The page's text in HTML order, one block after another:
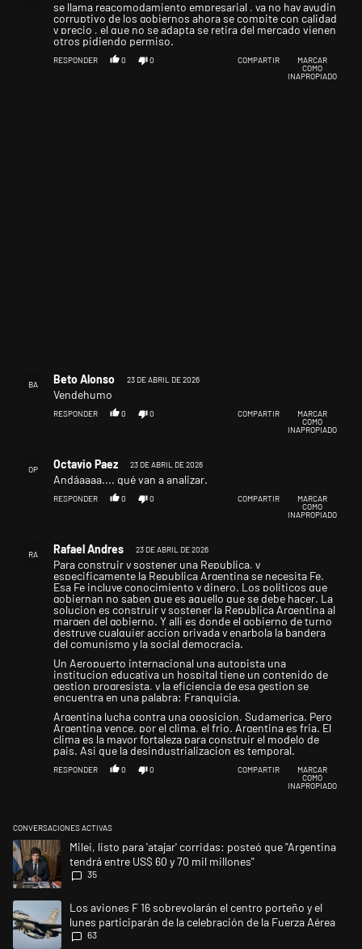
se llama reacomodamiento empresarial , ya no hay ayudin
corruptivo de los gobiernos ahora se compite con calidad
y precio , el que no se adapta se retira del mercado vienen
otros pidiendo permiso.
RESPONDER 0 0 COMPARTIR
MARCAR
COMO
INAPROPIADO
BA Beto Alonso 23 DE ABRIL DE 2026
Vendehumo
RESPONDER 0 0 COMPARTIR
MARCAR
COMO
INAPROPIADO
OP Octavio Paez 23 DE ABRIL DE 2026
Andáaaaa.... qué van a analizar.
RESPONDER 0 0 COMPARTIR
MARCAR
COMO
INAPROPIADO
RA Rafael Andres 23 DE ABRIL DE 2026
Para construir y sostener una Republica, y
especificamente la Republica Argentina se necesita Fe.
Esa Fe incluye conocimiento y dinero. Los politicos que
gobiernan no saben que es aquello que se debe hacer. La
solucion es construir y sostener la Republica Argentina al
margen del gobierno. Y alli es donde el gobierno de turno
destruye cualquier accion privada y enarbola la bandera
del comunismo y la social democracia.
Un Aeropuerto internacional una autopista una
institucion educativa un hospital tiene un contenido de
gestion progresista, y la eficiencia de esa gestion se
encuentra en una palabra: Franquicia.
Argentina lucha contra una oposicion, Sudamerica. Pero
Argentina vence, por el clima, el frio. Argentina es fria. El
clima es la mayor fortaleza para construir el modelo de
pais. Asi que la desindustrializacion es temporal.
RESPONDER 0 0 COMPARTIR
MARCAR
COMO
INAPROPIADO
CONVERSACIONES ACTIVAS
Este listado muestra los artículos con más comentarios en los últimos
Un artículo de tendencia con el título "Milei, listo para 'atajar' corridas:
Milei, listo para 'atajar' corridas: posteó que "Argentina
tendrá entre US$ 60 y 70 mil millones"
35
Un artículo de tendencia con el título "Los aviones F 16 sobrevolarán
Los aviones F 16 sobrevolarán el centro porteño y el
lunes participarán de la celebración de la Fuerza Aérea
63